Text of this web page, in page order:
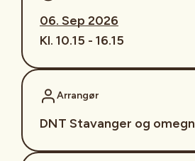
06. Sep 2026
Kl. 10.15 - 16.15
Arrangør
DNT Stavanger og omegn